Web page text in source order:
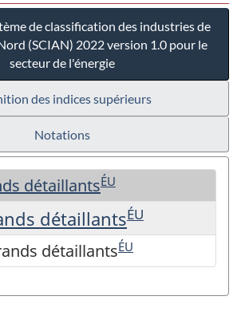
de classification des industries de
(SCIAN) 2022 version 1.0 pour le
secteur de l'énergie
des indices supérieurs
Notations
détaillantsÉU
détaillantsÉU
détaillantsÉU